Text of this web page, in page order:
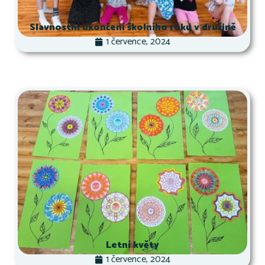
Slavnostní ukončení školního roku v družině
1 července, 2024
Letní květy
1 července, 2024